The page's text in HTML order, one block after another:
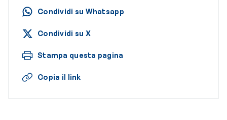
Condividi su Whatsapp
Condividi su X
Stampa questa pagina
Copia il link